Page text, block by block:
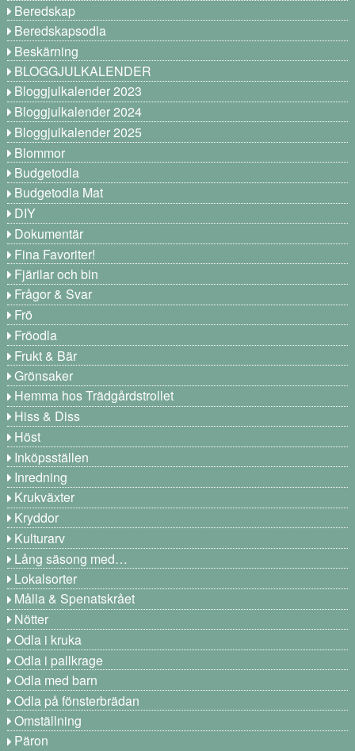
Beredskap
Beredskapsodla
Beskärning
BLOGGJULKALENDER
Bloggjulkalender 2023
Bloggjulkalender 2024
Bloggjulkalender 2025
Blommor
Budgetodla
Budgetodla Mat
DIY
Dokumentär
Fina Favoriter!
Fjärilar och bin
Frågor & Svar
Frö
Fröodla
Frukt & Bär
Grönsaker
Hemma hos Trädgårdstrollet
Hiss & Diss
Höst
Inköpsställen
Inredning
Krukväxter
Kryddor
Kulturarv
Lång säsong med…
Lokalsorter
Målla & Spenatskrået
Nötter
Odla i kruka
Odla i pallkrage
Odla med barn
Odla på fönsterbrädan
Omställning
Päron